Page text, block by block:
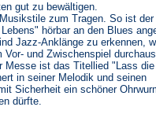
gut zu bewältigen.
zum Tragen. So ist der
hörbar an den Blues
Jazz-Anklänge zu erkennen,
und Zwischenspiel durchaus
Messe ist das Titellied "Lass die
in seiner Melodik und seinen
Sicherheit ein schöner
dürfte.